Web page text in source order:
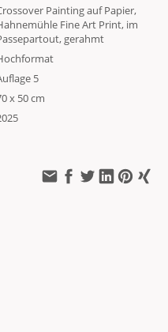
Painting auf Papier,
Fine Art Print, im
gerahmt
5
x 50 cm